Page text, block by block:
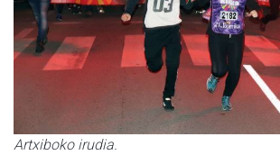
Artxiboko irudia.